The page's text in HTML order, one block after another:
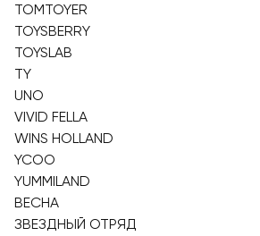
TOMTOYER
TOYSBERRY
TOYSLAB
TY
UNO
VIVID FELLA
WINS HOLLAND
YCOO
YUMMILAND
ВЕСНА
ЗВЕЗДНЫЙ ОТРЯД